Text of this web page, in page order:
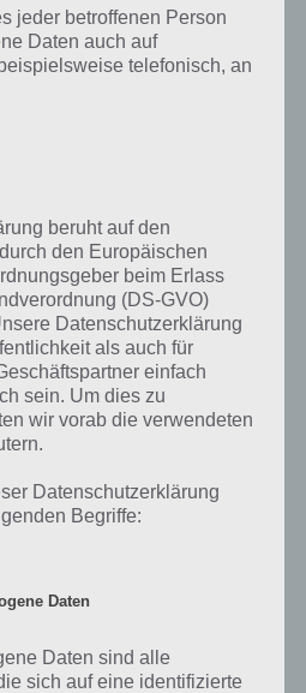
die kniffligeren späteren Level
Zusehen ein Kribbeln im Finger
wollen. Fans von Zeitmanagement
Kosten kommen. Daher hier noch
Spiel, in welcher ihr
an die passenden Tische setzen
schnell wie möglich agieren.
jeder betroffenen Person
Daten auch auf
telefonisch, an
beruht auf den
den Europäischen
beim Erlass
(DS-GVO)
Datenschutzerklärung
als auch für
einfach
sein. Um dies zu
wir vorab die verwendeten
Datenschutzerklärung
Begriffe:
Daten
Daten sind alle
sich auf eine identifizierte